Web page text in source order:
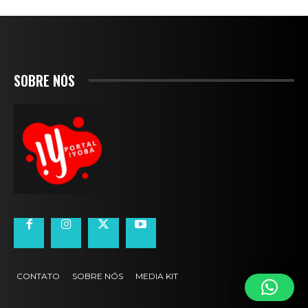
SOBRE NÓS
CONTATO SOBRE NÓS MEDIA KIT